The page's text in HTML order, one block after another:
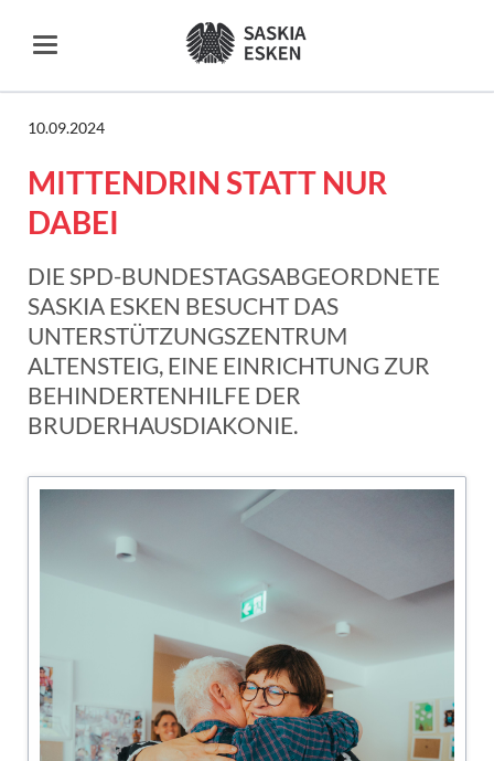
10.09.2024
MITTENDRIN STATT NUR
DABEI
DIE SPD-BUNDESTAGSABGEORDNETE
SASKIA ESKEN BESUCHT DAS
UNTERSTÜTZUNGSZENTRUM
ALTENSTEIG, EINE EINRICHTUNG ZUR
BEHINDERTENHILFE DER
BRUDERHAUSDIAKONIE.